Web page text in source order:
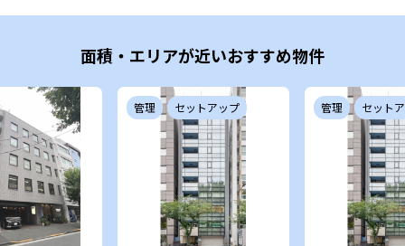
面積・エリアが近いおすすめ物件
管理 セットアップ 管理 セット